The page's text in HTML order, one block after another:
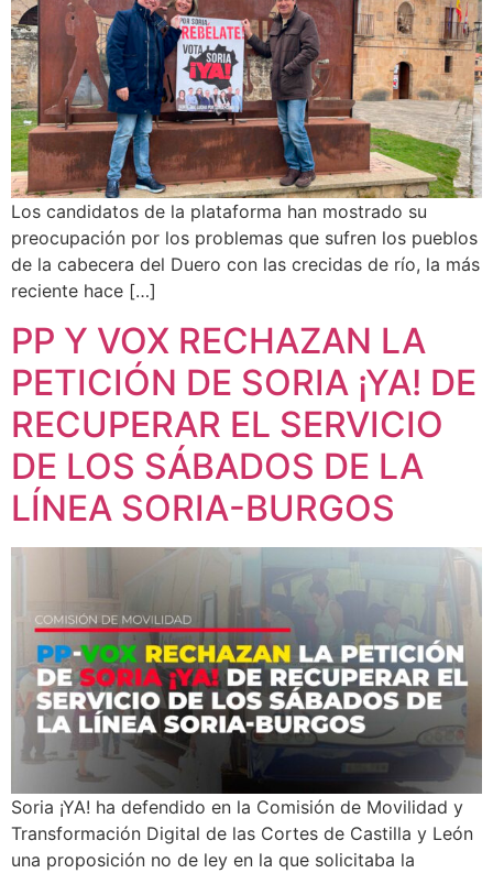
Los candidatos de la plataforma han mostrado su
preocupación por los problemas que sufren los pueblos
de la cabecera del Duero con las crecidas de río, la más
reciente hace […]
PP Y VOX RECHAZAN LA
PETICIÓN DE SORIA ¡YA! DE
RECUPERAR EL SERVICIO
DE LOS SÁBADOS DE LA
LÍNEA SORIA-BURGOS
Soria ¡YA! ha defendido en la Comisión de Movilidad y
Transformación Digital de las Cortes de Castilla y León
una proposición no de ley en la que solicitaba la